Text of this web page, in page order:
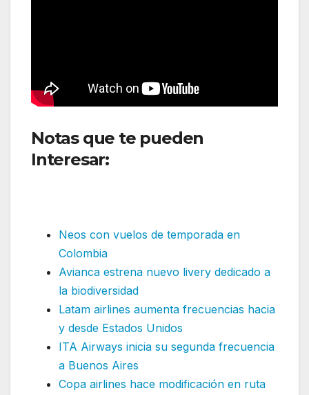
Notas que te pueden
Interesar:
Neos con vuelos de temporada en
Colombia
Avianca estrena nuevo livery dedicado a
la biodiversidad
Latam airlines aumenta frecuencias hacia
y desde Estados Unidos
ITA Airways inicia su segunda frecuencia
a Buenos Aires
Copa airlines hace modificación en ruta